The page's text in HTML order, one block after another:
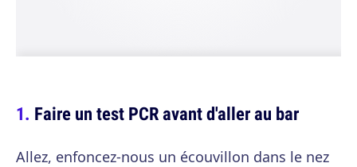
Faire un test PCR avant d'aller au bar
Allez, enfoncez-nous un écouvillon dans le nez